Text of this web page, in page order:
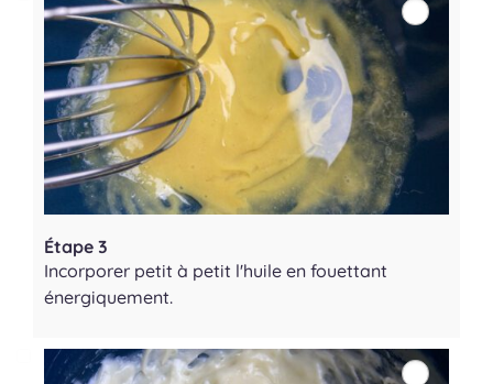
Étape 3
Incorporer petit à petit l'huile en fouettant
énergiquement.